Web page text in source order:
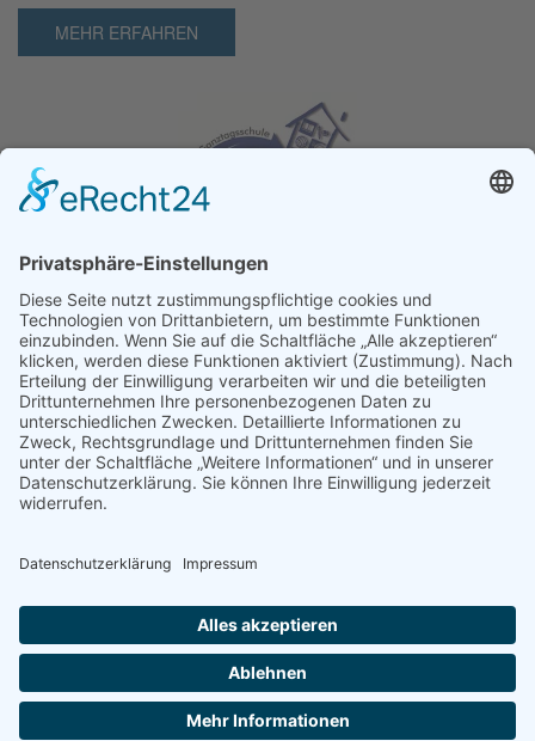
MEHR ERFAHREN
Ganz­tag­sschul­ver­band e.V.
Kochstraße 113
04277 Leipzig
E-Mail:buelau@ganztagsschulverband.de